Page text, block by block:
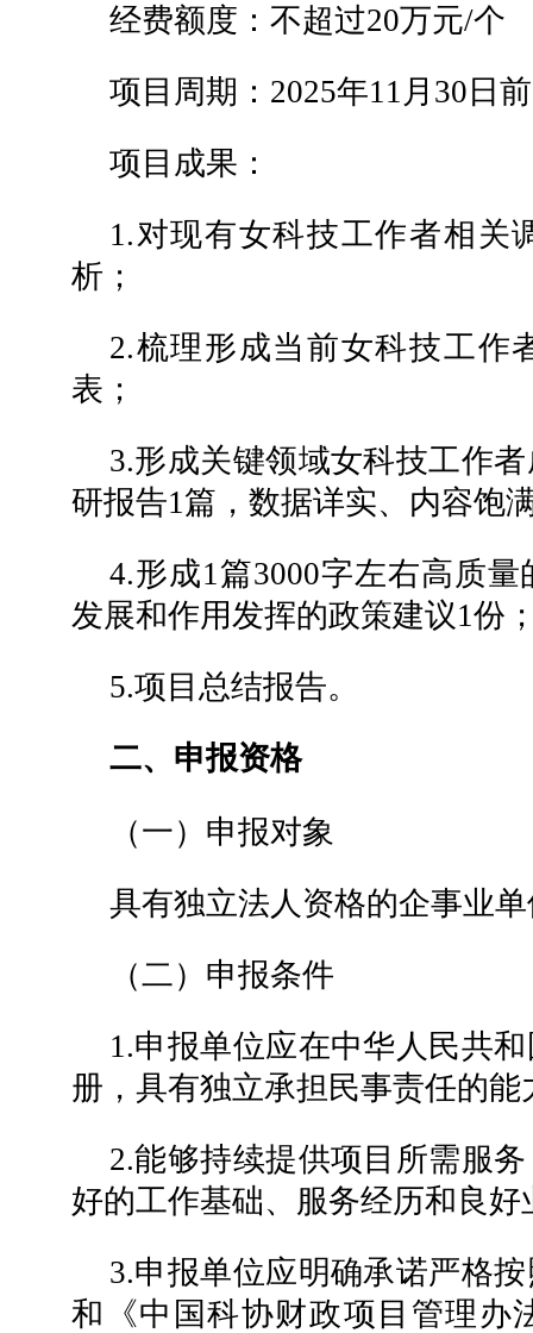
经费额度：不超过20万元/个
项目周期：2025年11月30日
项目成果：
1.对现有女科技工作者相关
析；
2.梳理形成当前女科技工作
表；
3.形成关键领域女科技工作
研报告1篇，数据详实、内容饱
4.形成1篇3000字左右高质
发展和作用发挥的政策建议1份
5.项目总结报告。
二、申报资格
（一）申报对象
具有独立法人资格的企事业
（二）申报条件
1.申报单位应在中华人民共
册，具有独立承担民事责任的能
2.能够持续提供项目所需服
好的工作基础、服务经历和良好
3.申报单位应明确承诺严格
和《中国科协财政项目管理办